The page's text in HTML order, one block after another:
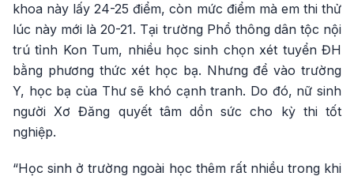
khoa này lấy 24-25 điểm, còn mức điểm mà em thi thử
lúc này mới là 20-21. Tại trường Phổ thông dân tộc nội
trú tỉnh Kon Tum, nhiều học sinh chọn xét tuyển ĐH
bằng phương thức xét học bạ. Nhưng để vào trường
Y, học bạ của Thư sẽ khó cạnh tranh. Do đó, nữ sinh
người Xơ Đăng quyết tâm dồn sức cho kỳ thi tốt
nghiệp.
“Học sinh ở trường ngoài học thêm rất nhiều trong khi